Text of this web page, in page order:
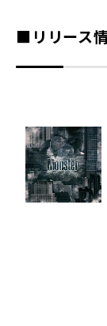
■リリース